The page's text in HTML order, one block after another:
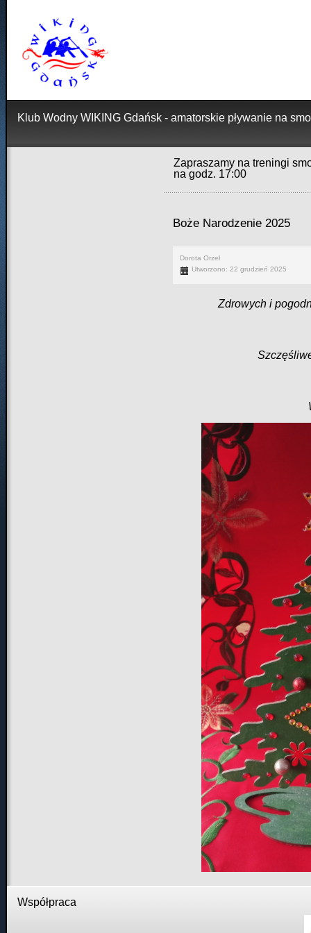
Klub Wodny WIKING Gdańsk - amatorskie pływanie na
Zapraszamy na treningi
na godz. 17:00
Boże Narodzenie 2025
Dorota Orzeł
Utworzono: 22 grudzień 2025
Zdrowych i
Współpraca